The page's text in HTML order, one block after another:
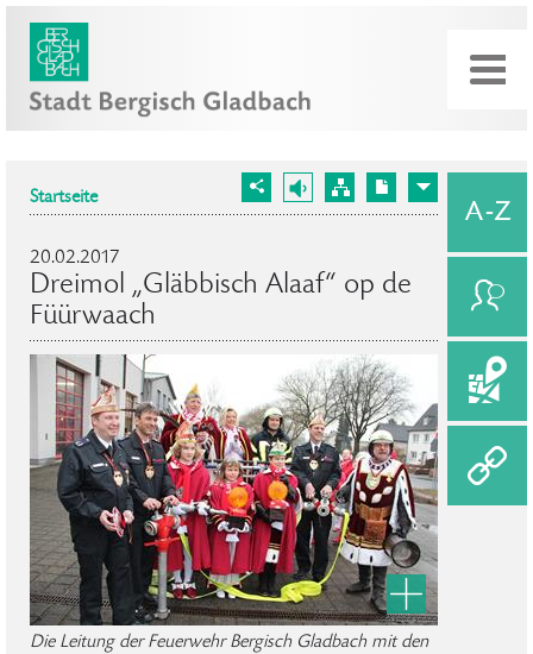
Startseite
20.02.2017
Dreimol „Gläbbisch Alaaf“ op de
Füürwaach
Die Leitung der Feuerwehr Bergisch Gladbach mit den